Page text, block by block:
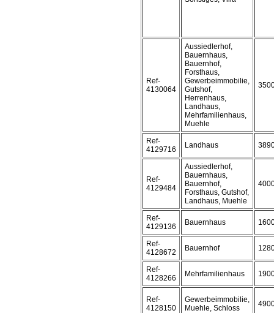
Ref-
4130064
Aussiedlerhof,
Bauernhaus,
Bauernhof,
Forsthaus,
Gewerbeimmobilie,
Gutshof,
Herrenhaus,
Landhaus,
Mehrfamilienhaus,
Muehle
Ref-
4129716
Landhaus
Ref-
4129484
Aussiedlerhof,
Bauernhaus,
Bauernhof,
Forsthaus, Gutshof,
Landhaus, Muehle
Ref-
4129136
Bauernhaus
Ref-
4128672
Bauernhof
Ref-
4128266
Mehrfamilienhaus
Ref-
4128150
Gewerbeimmobilie,
Muehle, Schloss